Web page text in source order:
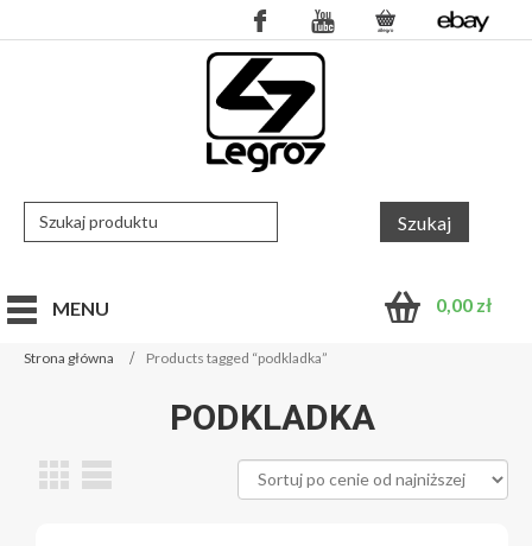
0,00 zł
MENU
Strona główna Products tagged “podkladka”
PODKLADKA